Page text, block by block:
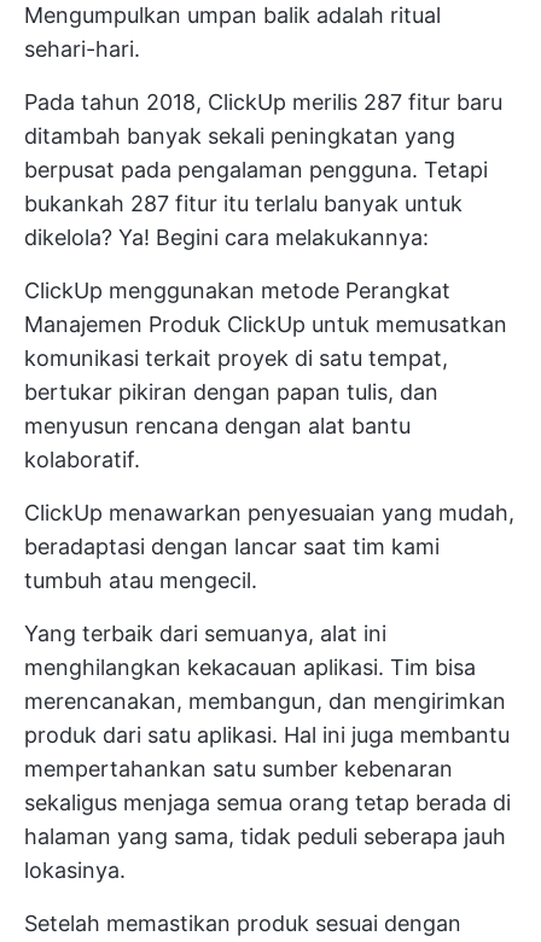
Mengumpulkan umpan balik adalah ritual
sehari-hari.
Pada tahun 2018, ClickUp merilis 287 fitur baru
ditambah banyak sekali peningkatan yang
berpusat pada pengalaman pengguna. Tetapi
bukankah 287 fitur itu terlalu banyak untuk
dikelola? Ya! Begini cara melakukannya:
ClickUp menggunakan metode Perangkat
Manajemen Produk ClickUp untuk memusatkan
komunikasi terkait proyek di satu tempat,
bertukar pikiran dengan papan tulis, dan
menyusun rencana dengan alat bantu
kolaboratif.
ClickUp menawarkan penyesuaian yang mudah,
beradaptasi dengan lancar saat tim kami
tumbuh atau mengecil.
Yang terbaik dari semuanya, alat ini
menghilangkan kekacauan aplikasi. Tim bisa
merencanakan, membangun, dan mengirimkan
produk dari satu aplikasi. Hal ini juga membantu
mempertahankan satu sumber kebenaran
sekaligus menjaga semua orang tetap berada di
halaman yang sama, tidak peduli seberapa jauh
lokasinya.
Setelah memastikan produk sesuai dengan